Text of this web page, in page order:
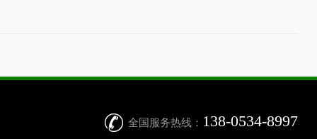
全国服务热线： 138-0534-8997